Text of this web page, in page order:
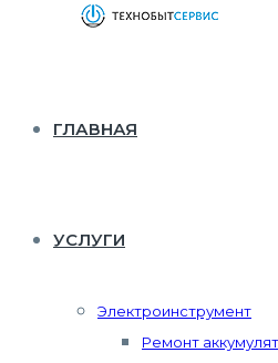
ГЛАВНАЯ
УСЛУГИ
Электроинструмент
Ремонт